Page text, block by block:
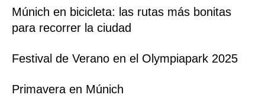
Múnich en bicicleta: las rutas más bonitas
para recorrer la ciudad
Festival de Verano en el Olympiapark 2025
Primavera en Múnich